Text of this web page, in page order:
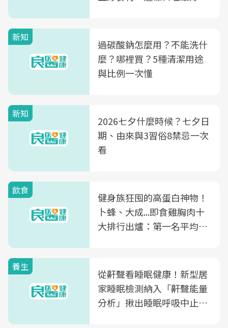
新知
過碳酸鈉怎麼用？不能洗什
麼？哪裡買？5種清潔用途
與比例一次懂
新知
2026七夕什麼時候？七夕日
期、由來與3習俗8禁忌一次
看
飲食
健身族狂囤的高蛋白神物！
卜蜂、大成...即食雞胸肉十
大排行出爐：第一名平均一
養生
從鼾聲看睡眠健康！新型居
家睡眠檢測納入「鼾聲能量
分析」揪出睡眠呼吸中止症